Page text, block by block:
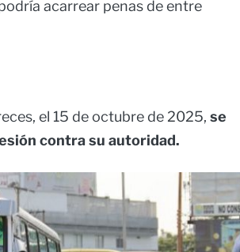
acarrear penas de entre
el 15 de octubre de 2025, se
contra su autoridad.